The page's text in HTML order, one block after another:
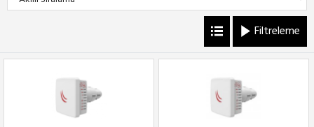
Filtreleme